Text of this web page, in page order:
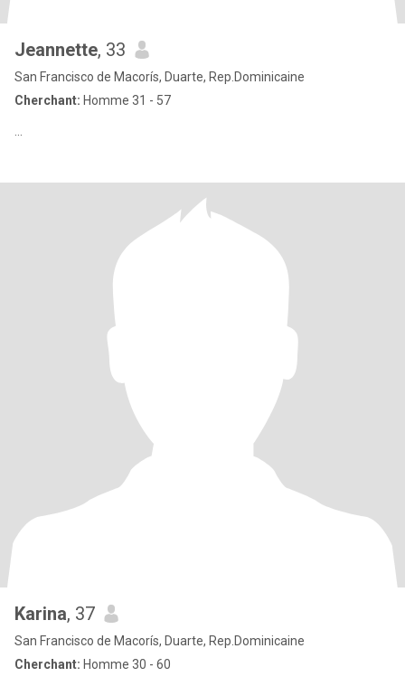
Jeannette, 33
San Francisco de Macorís, Duarte, Rep.Dominicaine
Cherchant: Homme 31 - 57
Karina, 37
San Francisco de Macorís, Duarte, Rep.Dominicaine
Cherchant: Homme 30 - 60